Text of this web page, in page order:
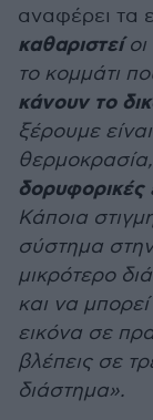
αναφέρει τα
καθαριστεί
το κομμάτι
κάνουν το
ξέρουμε
δορυφορικές
Κάποια
σύστημα
μικρότερο
και να
εικόνα σε
βλέπεις σε
διάστημα».